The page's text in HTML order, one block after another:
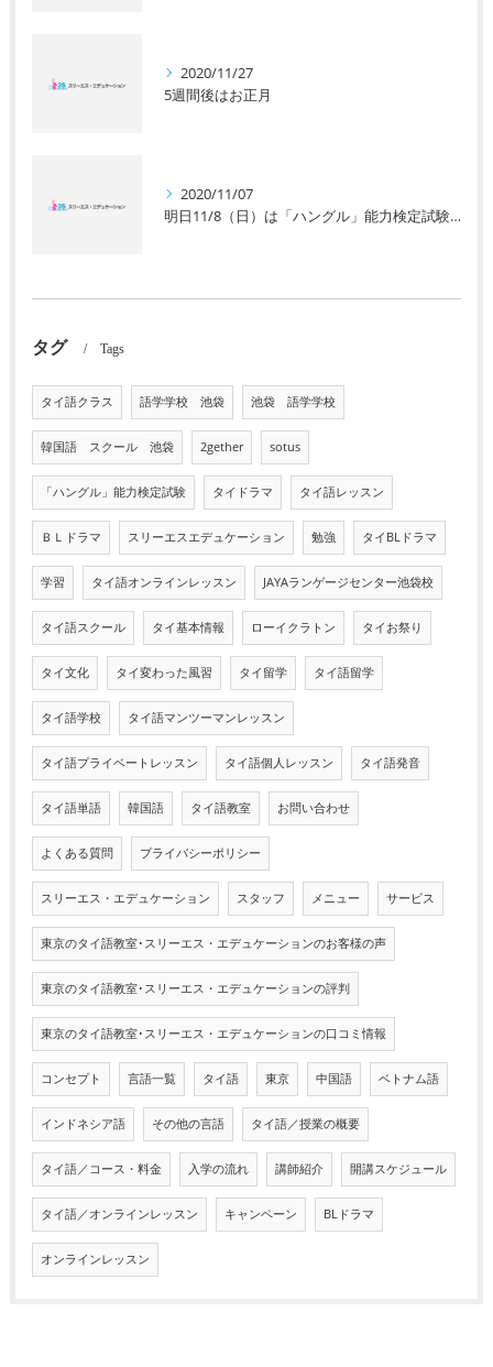
2020/11/27
5週間後はお正月
2020/11/07
明日11/8（日）は「ハングル」能力検定試験です。
タグ Tags
タイ語クラス 語学学校 池袋 池袋 語学学校
韓国語 スクール 池袋 2gether sotus
「ハングル」能力検定試験 タイドラマ タイ語レッスン
ＢＬドラマ スリーエスエデュケーション 勉強 タイBLドラマ
学習 タイ語オンラインレッスン JAYAランゲージセンター池袋校
タイ語スクール タイ基本情報 ローイクラトン タイお祭り
タイ文化 タイ変わった風習 タイ留学 タイ語留学
タイ語学校 タイ語マンツーマンレッスン
タイ語プライベートレッスン タイ語個人レッスン タイ語発音
タイ語単語 韓国語 タイ語教室 お問い合わせ
よくある質問 プライバシーポリシー
スリーエス・エデュケーション スタッフ メニュー サービス
東京のタイ語教室･スリーエス・エデュケーションのお客様の声
東京のタイ語教室･スリーエス・エデュケーションの評判
東京のタイ語教室･スリーエス・エデュケーションの口コミ情報
コンセプト 言語一覧 タイ語 東京 中国語 ベトナム語
インドネシア語 その他の言語 タイ語／授業の概要
タイ語／コース・料金 入学の流れ 講師紹介 開講スケジュール
タイ語／オンラインレッスン キャンペーン BLドラマ
オンラインレッスン